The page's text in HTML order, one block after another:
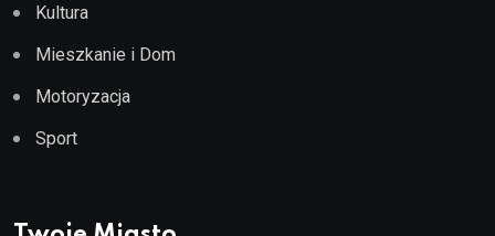
Kultura
Mieszkanie i Dom
Motoryzacja
Sport